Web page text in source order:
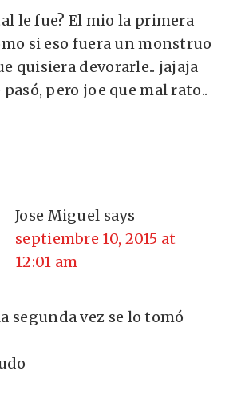
le fue? El mio la primera
si eso fuera un monstruo
quisiera devorarle.. jajaja
pasó, pero joe que mal rato..
Jose Miguel says
septiembre 10, 2015 at
12:01 am
segunda vez se lo tomó